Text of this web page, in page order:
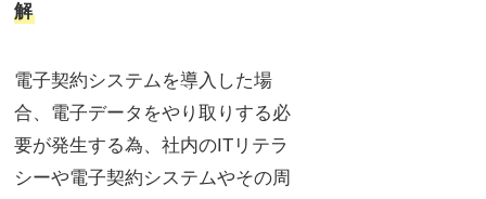
解
電子契約システムを導入した場
合、電子データをやり取りする必
要が発生する為、社内のITリテラ
シーや電子契約システムやその周